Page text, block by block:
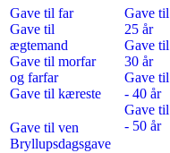
Gave til far
Gave til
ægtemand
Gave til morfar
og farfar
Gave til kæreste
Gave til ven
Bryllupsdagsgave
Gave
25 år
Gave
30 år
Gave
- 40 år
Gave
- 50 år